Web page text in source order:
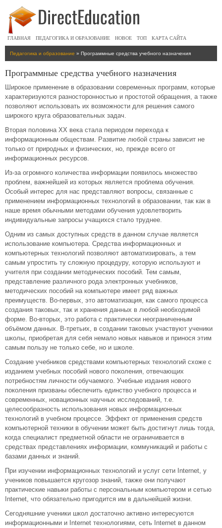
ГЛАВНАЯ ПЕДАГОГИКА И ОБРАЗОВАНИЕ НОВОЕ ТОП КАРТА САЙТА
Педагогика и образование » Программные средства учебного назначения
Программные средства учебного назначения
Широкое применение в образовании современных программ, которые
характеризуются разносторонностью и простотой обращения, а также
позволяют использовать их возможности для решения самого
широкого круга образовательных задач.
Вторая половина ХХ века стала периодом перехода к
информационным обществам. Развитие любой страны зависит не
только от природных и физических, но, прежде всего от
информационных ресурсов.
Из-за огромного количества информации появилось множество
проблем, важнейшей из которых является проблема обучения.
Особый интерес для нас представляют вопросы, связанные с
применением информационных технологий в образовании, так как в
наше время обычными методами обучения удовлетворить
индивидуальные запросы учащихся стало труднее.
Одним из самых доступных средств в данном случае является
использование компьютера. Средства информационных и
компьютерных технологий позволяют автоматизировать, а тем
самым упростить ту сложную процедуру, которую используют и
учителя при создании методических пособий. Тем самым,
представление различного рода электронных учебников,
методических пособий на компьютере имеет ряд важных
преимуществ. Во-первых, это автоматизация, как самого процесса
создания таковых, так и хранения данных в любой необходимой
форме. Во-вторых, это работа с практически неограниченным
объёмом данных. В-третьих, в создании таковых участвуют ученики
школы, приобретая для себя немало новых навыков и принося этим
самым пользу не только себе, но и школе.
Создание учебников средствами компьютерных технологий схоже с
изданием учебных пособий нового поколения, отвечающих
потребностям личности обучаемого. Учебные издания нового
поколения призваны обеспечить единство учебного процесса и
современных, новационных научных исследований, т.е.
целесообразность использования новых информационных
технологий в учебном процессе. Эффект от применения средств
компьютерной техники в обучении может быть достигнут лишь тогда,
когда специалист предметной области не ограничивается в
средствах представлениях информации, коммуникаций и работы с
базами данных и знаний.
При изучении информационных технологий и услуг сети Internet, у
учеников повышается кругозор знаний, также они получают
практические навыки работы с персональным компьютером и сетью
Internet, что обязательно пригодится им в дальнейшей жизни.
Сегодняшние ученики школ достаточно активно интересуются
информационными и Internet технологиями, сеть Internet в данном